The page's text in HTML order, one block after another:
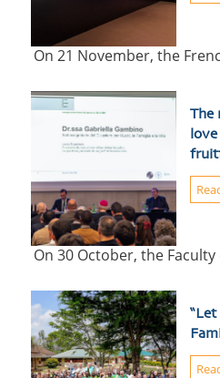
On 21 November, the
The
On 30 October, the Faculty